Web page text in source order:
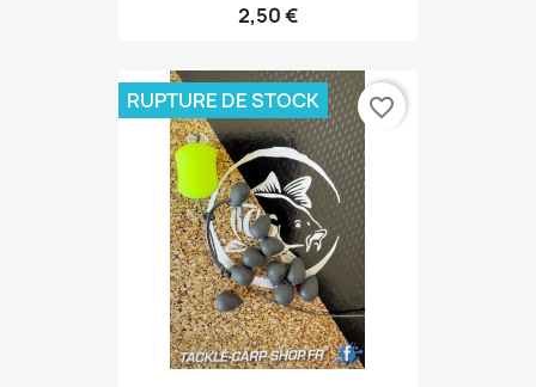
2,50 €
RUPTURE DE STOCK favorite_border